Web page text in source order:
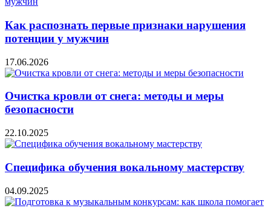
Как распознать первые признаки нарушения
потенции у мужчин
17.06.2026
Очистка кровли от снега: методы и меры
безопасности
22.10.2025
Специфика обучения вокальному мастерству
04.09.2025